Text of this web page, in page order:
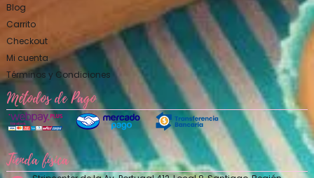
Blog
Carrito
Checkout
Mi cuenta
Términos y Condiciones
Métodos de Pago
Tienda física